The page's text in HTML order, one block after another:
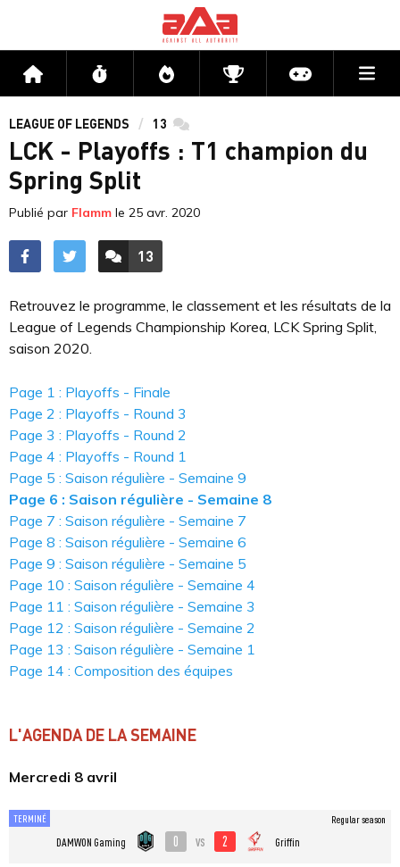
Accueil Flux Directs CompétitionsActu jeux
LEAGUE OF LEGENDS 13 commentaires
LCK - Playoffs : T1 champion du
Spring Split
Publié par Flamm le 25 avr. 2020
ACCÉDER AUX
13
COMMENTAIRES
Retrouvez le programme, le classement et les résultats de la
League of Legends Championship Korea, LCK Spring Split,
saison 2020.
Page 1 : Playoffs - Finale
Page 2 : Playoffs - Round 3
Page 3 : Playoffs - Round 2
Page 4 : Playoffs - Round 1
Page 5 : Saison régulière - Semaine 9
Page 6 : Saison régulière - Semaine 8
Page 7 : Saison régulière - Semaine 7
Page 8 : Saison régulière - Semaine 6
Page 9 : Saison régulière - Semaine 5
Page 10 : Saison régulière - Semaine 4
Page 11 : Saison régulière - Semaine 3
Page 12 : Saison régulière - Semaine 2
Page 13 : Saison régulière - Semaine 1
Page 14 : Composition des équipes
L'AGENDA DE LA SEMAINE
Mercredi 8 avril
TERMINÉ
DAMWON Gaming 0 vs 2 Griffin
Regular season